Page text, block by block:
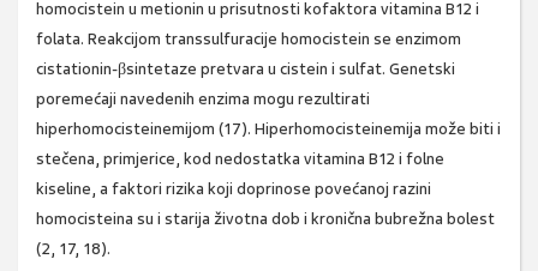
homocistein u metionin u prisutnosti kofaktora vitamina B12 i
folata. Reakcijom transsulfuracije homocistein se enzimom
cistationin-βsintetaze pretvara u cistein i sulfat. Genetski
poremećaji navedenih enzima mogu rezultirati
hiperhomocisteinemijom (17). Hiperhomocisteinemija može biti i
stečena, primjerice, kod nedostatka vitamina B12 i folne
kiseline, a faktori rizika koji doprinose povećanoj razini
homocisteina su i starija životna dob i kronična bubrežna bolest
(2, 17, 18).